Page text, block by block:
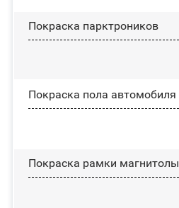
Покраска парктроников
Покраска пола автомобиля
Покраска рамки магнитолы